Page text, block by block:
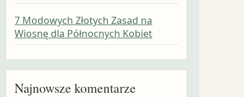
7 Modowych Złotych Zasad na
Wiosnę dla Północnych Kobiet
Najnowsze komentarze